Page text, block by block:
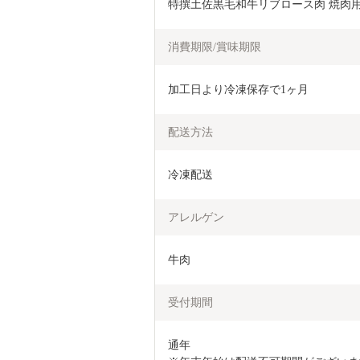
特撰土佐黒毛和牛リブロース肉 焼肉
消費期限/賞味期限
加工日より冷凍保存で1ヶ月
配送方法
冷凍配送
アレルゲン
牛肉
受付期間
通年